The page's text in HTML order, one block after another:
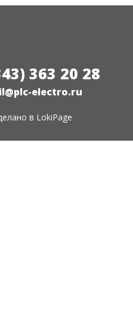
363 20 28
electro.ru
в LokiPage